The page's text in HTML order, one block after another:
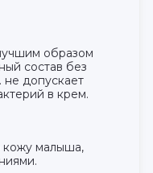
образом
состав без
не допускает
в крем.
кожу малыша,